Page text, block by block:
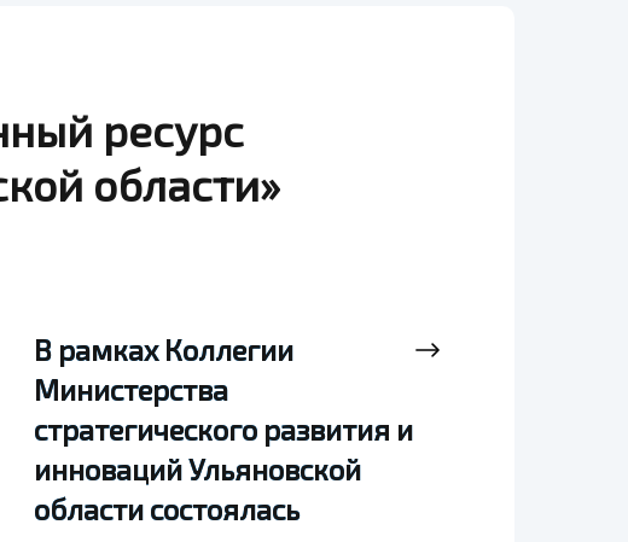
ресурс
области»
В рамках Коллегии
Министерства
стратегического развития и
инноваций Ульяновской
области состоялась
В рамках Коллегии
Министерства
стратегического развития и
инноваций Ульяновской
области состоялась